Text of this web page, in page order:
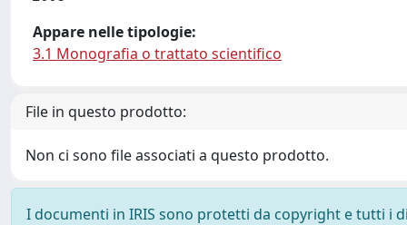
Appare nelle tipologie:
3.1 Monografia o trattato scientifico
File in questo prodotto:
Non ci sono file associati a questo prodotto.
I documenti in IRIS sono protetti da copyright e tutti i